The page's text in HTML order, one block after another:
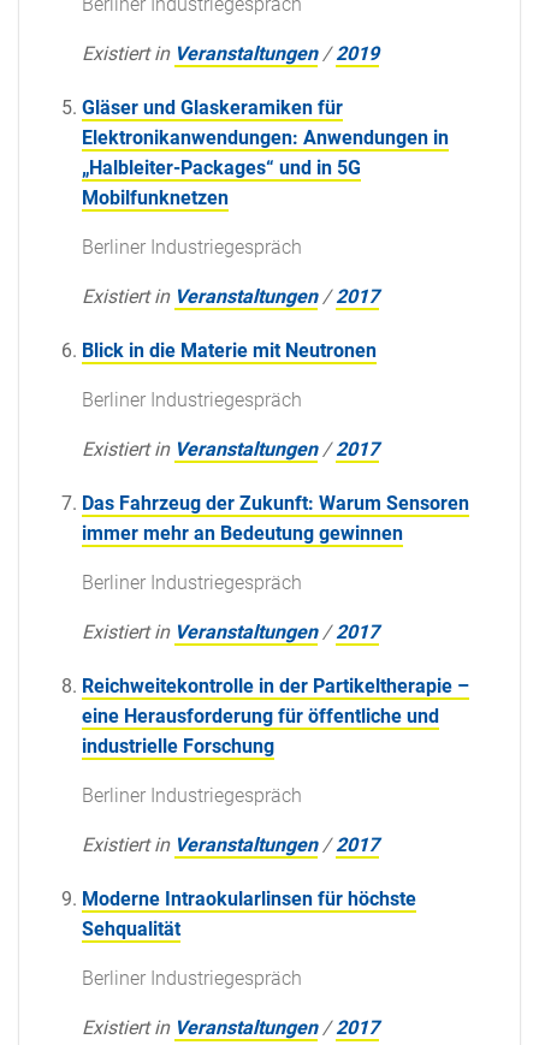
Existiert in Veranstaltungen /2019
Gläser und Glaskeramiken für
Elektronikanwendungen: Anwendungen in
„Halbleiter-Packages“ und in 5G
Mobilfunknetzen
Berliner Industriegespräch
Existiert in Veranstaltungen /2017
Blick in die Materie mit Neutronen
Berliner Industriegespräch
Existiert in Veranstaltungen /2017
Das Fahrzeug der Zukunft: Warum Sensoren
immer mehr an Bedeutung gewinnen
Berliner Industriegespräch
Existiert in Veranstaltungen /2017
Reichweitekontrolle in der Partikeltherapie –
eine Herausforderung für öffentliche und
industrielle Forschung
Berliner Industriegespräch
Existiert in Veranstaltungen /2017
Moderne Intraokularlinsen für höchste
Sehqualität
Berliner Industriegespräch
Existiert in Veranstaltungen /2017